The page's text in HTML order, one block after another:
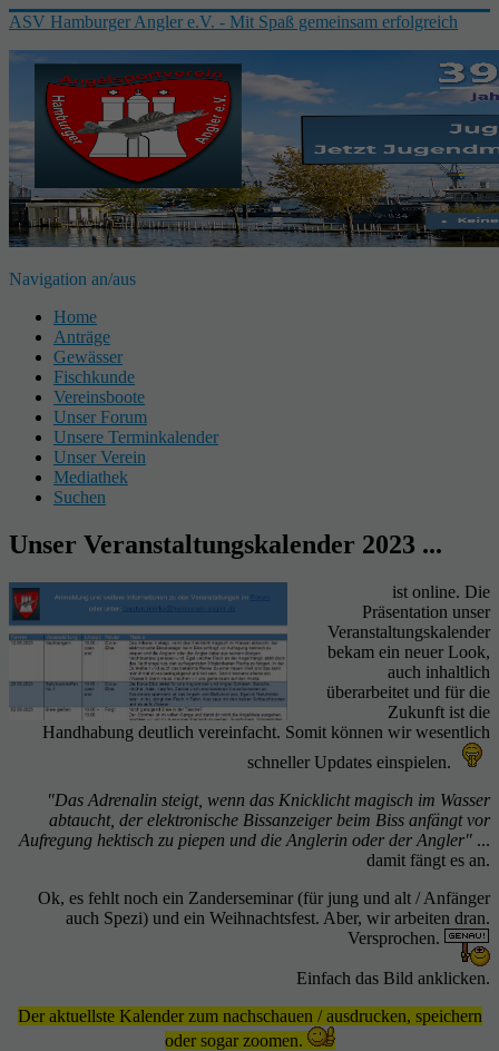
ASV Hamburger Angler e.V. - Mit Spaß gemeinsam erfolgreich
Navigation an/aus
Home
Anträge
Gewässer
Fischkunde
Vereinsboote
Unser Forum
Unsere Terminkalender
Unser Verein
Mediathek
Suchen
Unser Veranstaltungskalender 2023 ...
ist online. Die
Präsentation unser
Veranstaltungskalender
bekam ein neuer Look,
auch inhaltlich
überarbeitet und für die
Zukunft ist die
Handhabung deutlich vereinfacht. Somit können wir wesentlich
schneller Updates einspielen.
"Das Adrenalin steigt, wenn das Knicklicht magisch im Wasser
abtaucht, der elektronische Bissanzeiger beim Biss anfängt vor
Aufregung hektisch zu piepen und die Anglerin oder der Angler" ...
damit fängt es an.
Ok, es fehlt noch ein Zanderseminar (für jung und alt / Anfänger
auch Spezi) und ein Weihnachtsfest. Aber, wir arbeiten dran.
Versprochen.
Einfach das Bild anklicken.
Der aktuellste Kalender zum nachschauen / ausdrucken, speichern
oder sogar zoomen.